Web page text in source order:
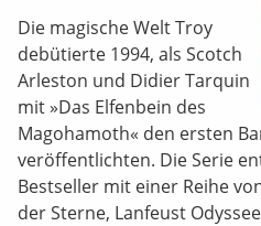
Die magische Welt Troy
debütierte 1994, als Scotch
Arleston und Didier Tarquin
mit »Das Elfenbein des
Magohamoth« den ersten
veröffentlichten. Die Serie
Bestseller mit einer Reihe
der Sterne, Lanfeust